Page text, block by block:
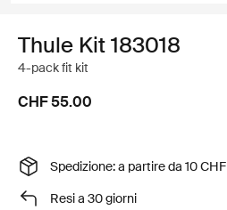
Thule Kit 183018
4-pack fit kit
CHF 55.00
Spedizione: a partire da 10 CHF
Resi a 30 giorni